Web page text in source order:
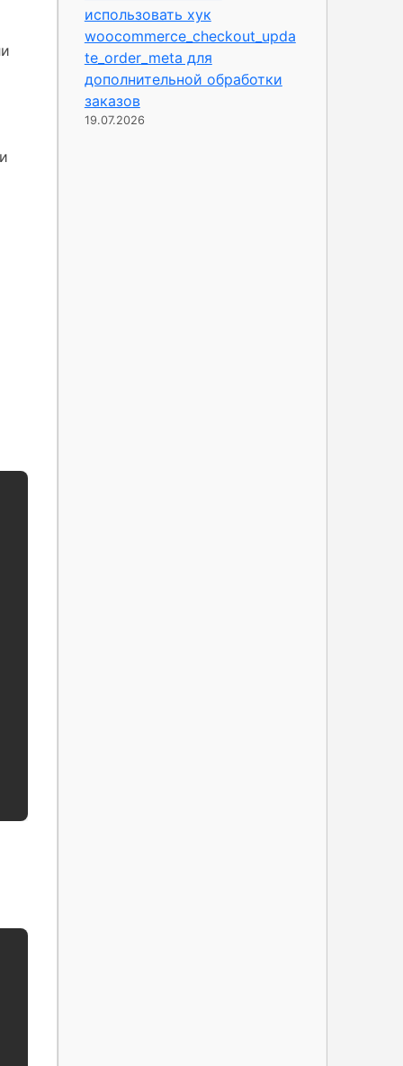
использовать хук
woocommerce_checkout_upda
te_order_meta для
дополнительной обработки
заказов
19.07.2026